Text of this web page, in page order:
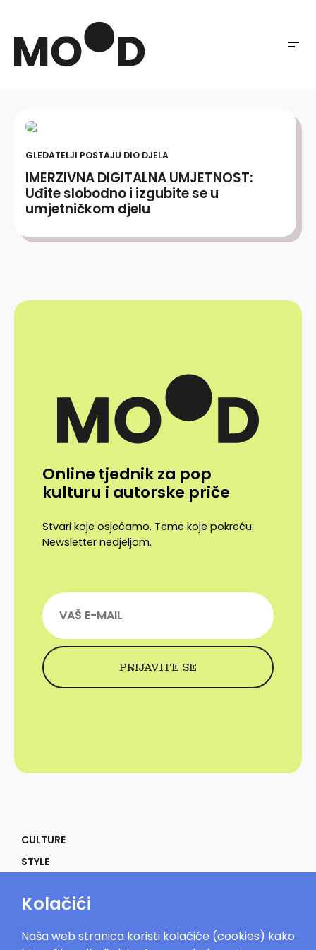
GLEDATELJI POSTAJU DIO DJELA
IMERZIVNA DIGITALNA UMJETNOST:
Uđite slobodno i izgubite se u
umjetničkom djelu
Online tjednik za pop
kulturu i autorske priče
Stvari koje osjećamo. Teme koje pokreću.
Newsletter nedjeljom.
CULTURE
STYLE
POWER
Kolačići
Naša web stranica koristi kolačiće (cookies) kako